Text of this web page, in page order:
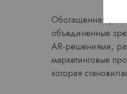
Обогащенная
объединенные
AR-решениями,
маркетинговые
которая